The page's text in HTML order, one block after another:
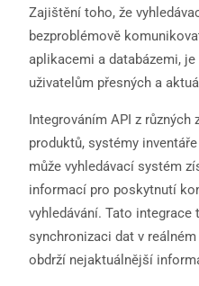
Zajištění toho, že
bezproblémově
aplikacemi a databázemi,
uživatelům přesných a
Integrováním API z
produktů, systémy
může vyhledávací systém
informací pro poskytnutí
vyhledávání. Tato
synchronizaci dat v
obdrží nejaktuálnější